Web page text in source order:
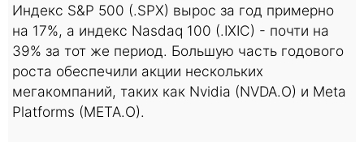
Индекс S&P 500 (.SPX) вырос за год примерно
на 17%, а индекс Nasdaq 100 (.IXIC) - почти на
39% за тот же период. Большую часть годового
роста обеспечили акции нескольких
мегакомпаний, таких как Nvidia (NVDA.O) и Meta
Platforms (META.O).